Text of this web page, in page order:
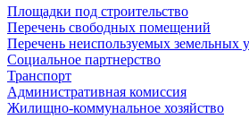
Площадки под строительство
Перечень свободных помещений
Перечень неиспользуемых земельных
Социальное партнерство
Транспорт
Административная комиссия
Жилищно-коммунальное хозяйство